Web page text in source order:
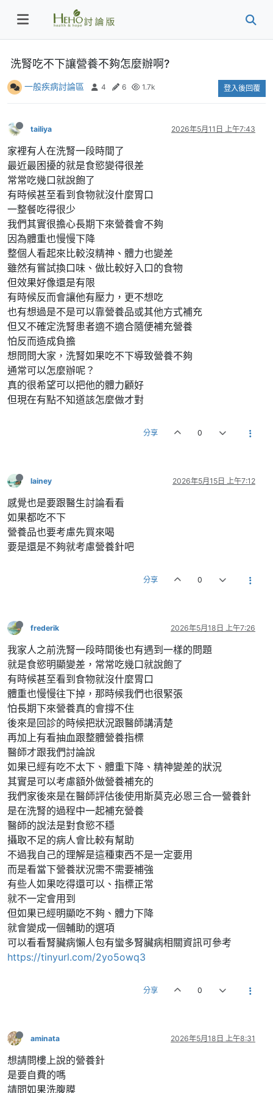
洗腎吃不下讓營養不夠怎麼辦啊?
一般疾病討論區 4 6 1.7k 登入後回覆
tailiya 2026年5月11日 上午7:43
家裡有人在洗腎一段時間了
最近最困擾的就是食慾變得很差
常常吃幾口就說飽了
有時候甚至看到食物就沒什麼胃口
一整餐吃得很少
我們其實很擔心長期下來營養會不夠
因為體重也慢慢下降
整個人看起來比較沒精神、體力也變差
雖然有嘗試換口味、做比較好入口的食物
但效果好像還是有限
有時候反而會讓他有壓力，更不想吃
也有想過是不是可以靠營養品或其他方式補充
但又不確定洗腎患者適不適合隨便補充營養
怕反而造成負擔
想問問大家，洗腎如果吃不下導致營養不夠
通常可以怎麼辦呢？
真的很希望可以把他的體力顧好
但現在有點不知道該怎麼做才對
分享 0
lainey 2026年5月15日 上午7:12
感覺也是要跟醫生討論看看
如果都吃不下
營養品也要考慮先買來喝
要是還是不夠就考慮營養針吧
分享 0
frederik 2026年5月18日 上午7:26
我家人之前洗腎一段時間後也有遇到一樣的問題
就是食慾明顯變差，常常吃幾口就說飽了
有時候甚至看到食物就沒什麼胃口
體重也慢慢往下掉，那時候我們也很緊張
怕長期下來營養真的會撐不住
後來是回診的時候把狀況跟醫師講清楚
再加上有看抽血跟整體營養指標
醫師才跟我們討論說
如果已經有吃不太下、體重下降、精神變差的狀況
其實是可以考慮額外做營養補充的
我們家後來是在醫師評估後使用斯莫克必恩三合一營養針
是在洗腎的過程中一起補充營養
醫師的說法是對食慾不穩
攝取不足的病人會比較有幫助
不過我自己的理解是這種東西不是一定要用
而是看當下營養狀況需不需要補強
有些人如果吃得還可以、指標正常
就不一定會用到
但如果已經明顯吃不夠、體力下降
就會變成一個輔助的選項
可以看看腎臟病懶人包有蠻多腎臟病相關資訊可參考
https://tinyurl.com/2yo5owq3
分享 0
aminata 2026年5月18日 上午8:31
想請問樓上說的營養針
是要自費的嗎
請問如果洗腹膜